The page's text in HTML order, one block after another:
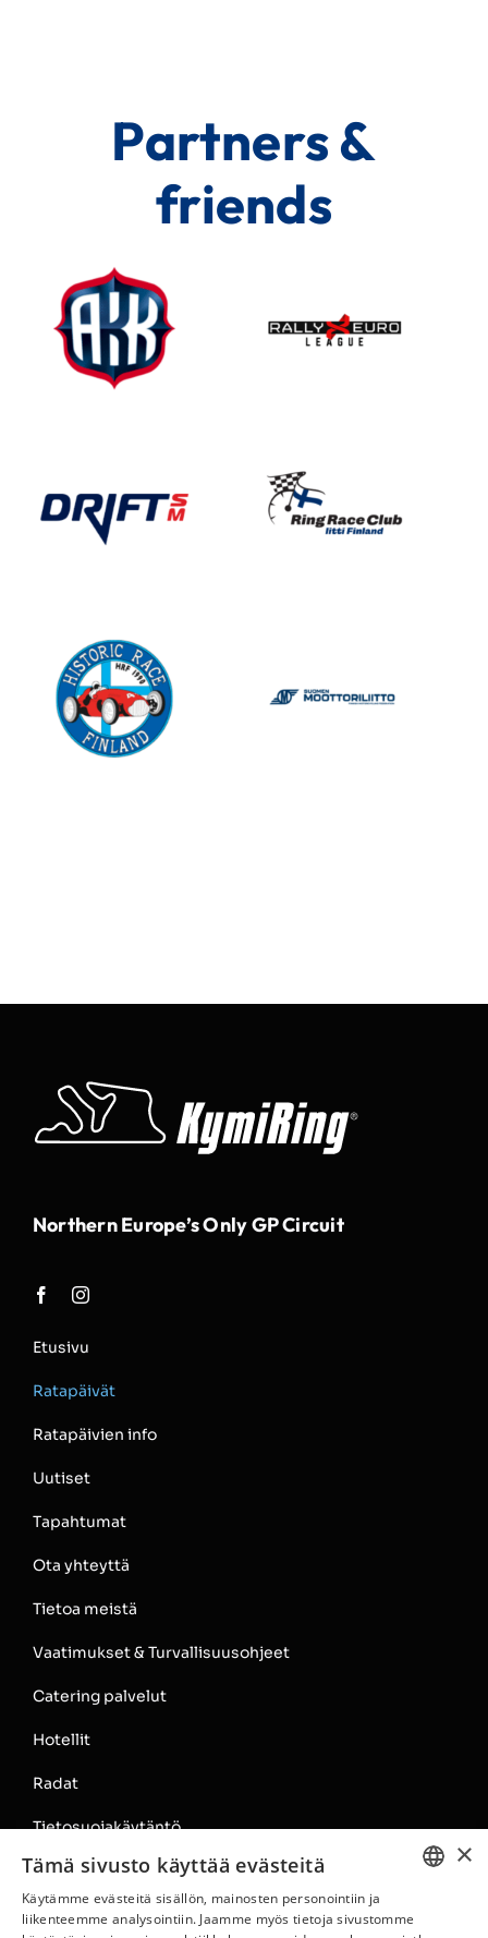
Partners &
friends
Northern Europe’s Only GP Circuit
Etusivu
Ratapäivät
Ratapäivien info
Uutiset
Tapahtumat
Ota yhteyttä
Tietoa meistä
Vaatimukset & Turvallisuusohjeet
Catering palvelut
Hotellit
Radat
Tietosuojakäytäntö
Rata-alueen säännöt
2026 • All Rights Reserved
×
Tämä sivusto käyttää evästeitä
Käytämme evästeitä sisällön, mainosten personointiin ja
liikenteemme analysointiin. Jaamme myös tietoja sivustomme